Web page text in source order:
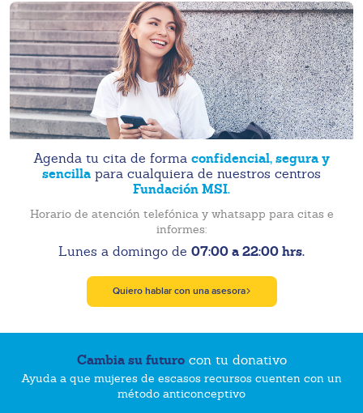
Agenda tu cita de forma confidencial, segura y
sencilla para cualquiera de nuestros centros
Fundación MSI.
Horario de atención telefónica y whatsapp para citas e
informes:
Lunes a domingo de 07:00 a 22:00 hrs.
Quiero hablar con una asesora
Cambia su futurocon tu donativo
Ayuda a que mujeres de escasos recursos cuenten con un
método anticonceptivo